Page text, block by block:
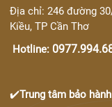
Địa chỉ: 246 đường
Kiều, TP Cần Thơ
Hotline:
✔️Trung tâm bảo